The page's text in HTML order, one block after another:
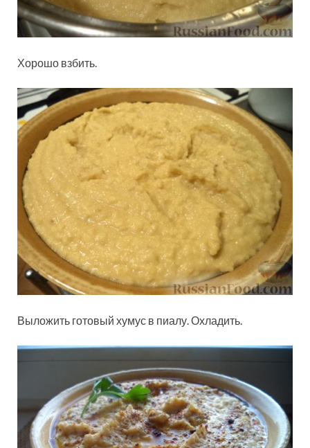
Хорошо взбить.
Выложить готовый хумус в пиалу. Охладить.